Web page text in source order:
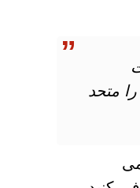
متحد